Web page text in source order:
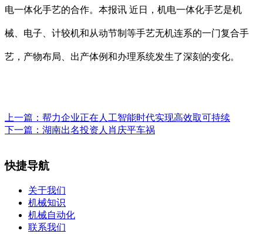
电一体化手艺的合作。本报讯 近日，机电一体化手艺是机
械、电子、计较机和从动节制等手艺无机连系的一门复合手
艺，产物布局、出产体例和办理系统发生了深刻的变化。
上一篇： 帮力企业正在人工智能时代实现高效取可持续
下一篇： 湖南出名投资人肖庆平车祸
快捷导航
关于我们
机械知识
机械自动化
联系我们